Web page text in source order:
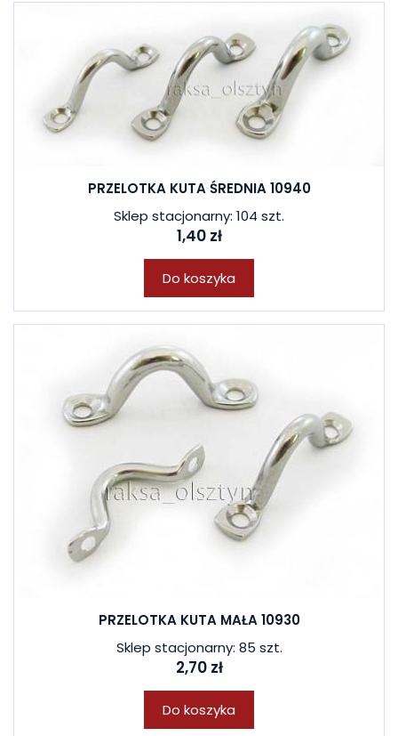
PRZELOTKA KUTA ŚREDNIA 10940
Sklep stacjonarny: 104 szt.
1,40 zł
Do koszyka
PRZELOTKA KUTA MAŁA 10930
Sklep stacjonarny: 85 szt.
2,70 zł
Do koszyka